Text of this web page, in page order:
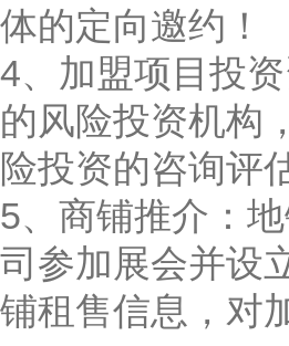
体的定向邀约！
4、加盟项目投
的风险投资机构
险投资的咨询评
5、商铺推介：
司参加展会并设
铺租售信息，对